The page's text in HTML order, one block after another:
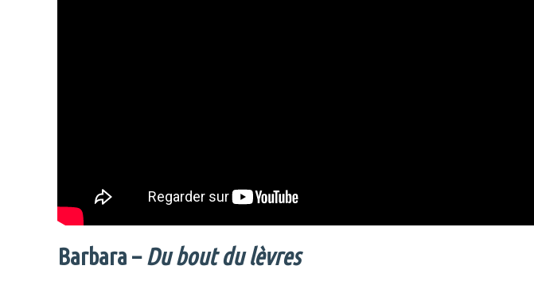
Barbara – Du bout du lèvres